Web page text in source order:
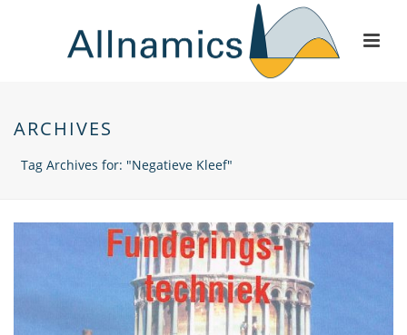
ARCHIVES
Tag Archives for: "Negatieve Kleef"